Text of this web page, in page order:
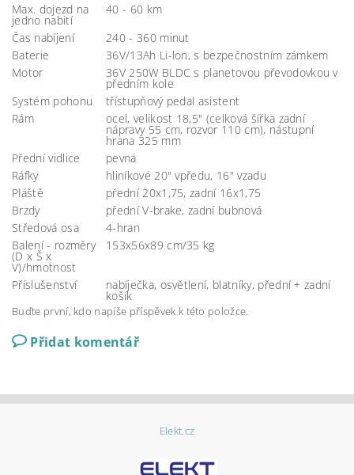
Max. dojezd na
jedno nabití
40 - 60 km
Čas nabíjení
240 - 360 minut
Baterie
36V/13Ah Li-lon, s bezpečnostním zámkem
Motor
36V 250W BLDC s planetovou převodovkou v
předním kole
Systém pohonu
třístupňový pedal asistent
Rám
ocel, velikost 18,5" (celková šířka zadní
nápravy 55 cm, rozvor 110 cm), nástupní
hrana 325 mm
Přední vidlice
pevná
Ráfky
hliníkové 20" vpředu, 16" vzadu
Pláště
přední 20x1,75, zadní 16x1,75
Brzdy
přední V-brake, zadní bubnová
Středová osa
4-hran
Balení - rozměry
(D x Š x
V)/hmotnost
153x56x89 cm/35 kg
Příslušenství nabíječka, osvětlení, blatníky, přední + zadní
košík
Buďte první, kdo napíše příspěvek k této položce.
Přidat komentář
Elekt.cz